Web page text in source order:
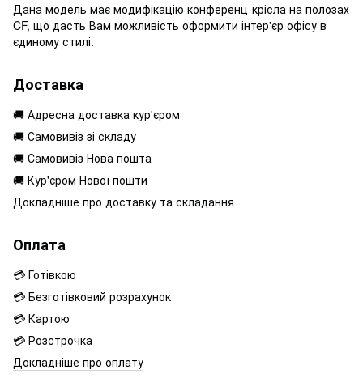
Дана модель має модифікацію конференц-крісла на полозах
CF, що дасть Вам можливість оформити інтер'єр офісу в
єдиному стилі.
Доставка
🚚 Адресна доставка кур'єром
🚚 Самовивіз зі складу
🚚 Самовивіз Нова пошта
🚚 Кур'єром Нової пошти
Докладніше про доставку та складання
Оплата
💳 Готівкою
💳 Безготівковий розрахунок
💳 Картою
💳 Розстрочка
Докладніше про оплату